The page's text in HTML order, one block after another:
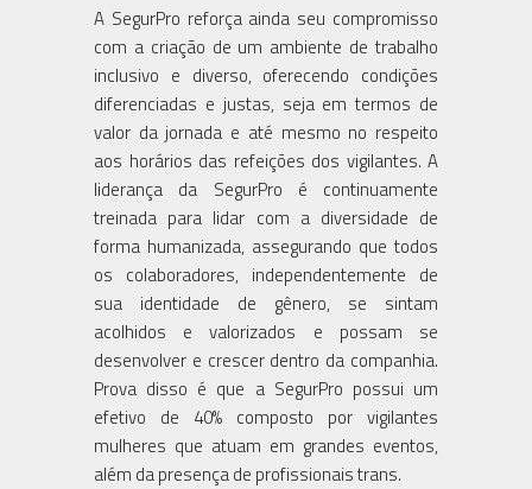
A SegurPro reforça ainda seu compromisso
com a criação de um ambiente de trabalho
inclusivo e diverso, oferecendo condições
diferenciadas e justas, seja em termos de
valor da jornada e até mesmo no respeito
aos horários das refeições dos vigilantes. A
liderança da SegurPro é continuamente
treinada para lidar com a diversidade de
forma humanizada, assegurando que todos
os colaboradores, independentemente de
sua identidade de gênero, se sintam
acolhidos e valorizados e possam se
desenvolver e crescer dentro da companhia.
Prova disso é que a SegurPro possui um
efetivo de 40% composto por vigilantes
mulheres que atuam em grandes eventos,
além da presença de profissionais trans.